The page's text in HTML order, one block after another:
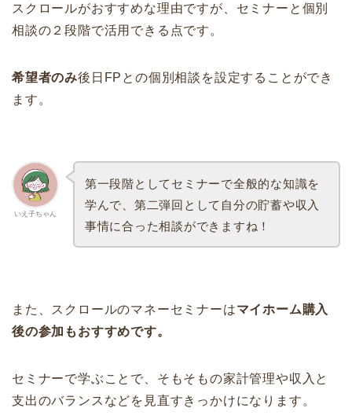
スクロールがおすすめな理由ですが、セミナーと個別
相談の２段階で活用できる点です。
希望者のみ後日FPとの個別相談を設定することができ
ます。
いえ子ちゃん
第一段階としてセミナーで全般的な知識を
学んで、第二弾回として自分の貯蓄や収入
事情に合った相談ができますね！
また、スクロールのマネーセミナーはマイホーム購入
後の参加もおすすめです。
セミナーで学ぶことで、そもそもの家計管理や収入と
支出のバランスなどを見直すきっかけになります。